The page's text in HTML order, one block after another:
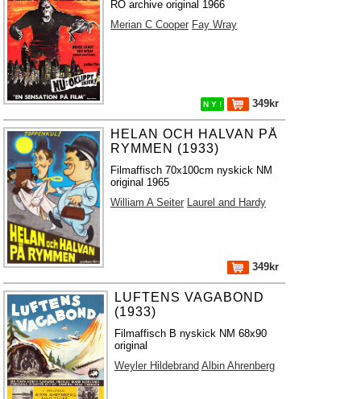
RO archive original 1966
Merian C Cooper Fay Wray
N Y ! 349kr
HELAN OCH HALVAN PÅ
RYMMEN (1933)
Filmaffisch 70x100cm nyskick NM
original 1965
William A Seiter Laurel and Hardy
349kr
LUFTENS VAGABOND
(1933)
Filmaffisch B nyskick NM 68x90
original
Weyler Hildebrand Albin Ahrenberg